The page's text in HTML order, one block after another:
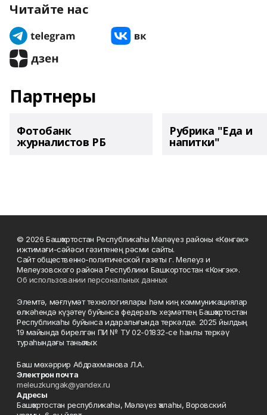
Читайте нас
Партнеры
Фотобанк
журналистов РБ
Рубрика "Еда и
напитки"
© 2026 Башҡортостан Республикаһы Мәләүез районы «Көнгәк»
ижтимағи-сәйәси гәзитенең рәсми сайты.
Сайт общественно-политической газеты г. Мелеуз и
Мелеузовского района Республики Башкортостан «Конгэк».
Об использовании персональных данных
Элемтә, мәғлүмәт технологиялары һәм киң коммуникациялар
өлкәһендә күҙәтеү буйынса федераль хеҙмәттең Башҡортостан
Республикаһы буйынса идаралығында теркәлде. 2025 йылдың
19 майында бирелгән ПИ № ТУ 02-01832-се һанлы теркәү
тураһындағы таныҡлыҡ.
Баш мөхәррир Абдрахманова Л.А.
Электрон почта
meleuzkungak@yandex.ru
Адресы
Башҡортостан республикаһы, Мәләүез ҡалаһы, Воровский